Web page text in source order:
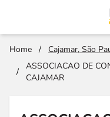
Home / Cajamar, São
/
ASSOCIACAO DE
CAJAMAR